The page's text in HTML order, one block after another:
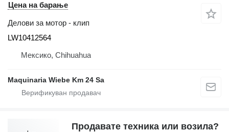
Цена на барање
Делови за мотор - клип
LW10412564
Мексико, Chihuahua
Maquinaria Wiebe Km 24 Sa
Продавате техника или возила?